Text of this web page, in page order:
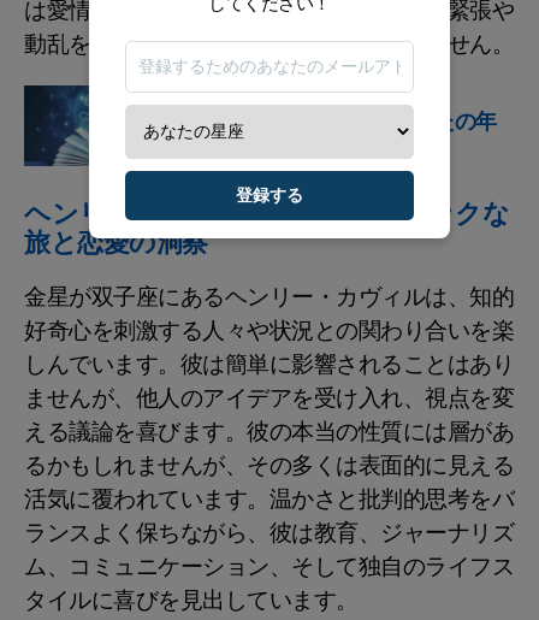
は愛情深く安全な家を求め、生活の中での緊張や
動乱を避けるために妥協することを厭いません。
星占い
思いを巡らせて。あなたの年
間ホロスコープ
ヘンリー・カヴィルのロマンティックな
旅と恋愛の洞察
金星が双子座にあるヘンリー・カヴィルは、知的
好奇心を刺激する人々や状況との関わり合いを楽
しんでいます。彼は簡単に影響されることはあり
ませんが、他人のアイデアを受け入れ、視点を変
える議論を喜びます。彼の本当の性質には層があ
るかもしれませんが、その多くは表面的に見える
活気に覆われています。温かさと批判的思考をバ
ランスよく保ちながら、彼は教育、ジャーナリズ
ム、コミュニケーション、そして独自のライフス
タイルに喜びを見出しています。
登録する